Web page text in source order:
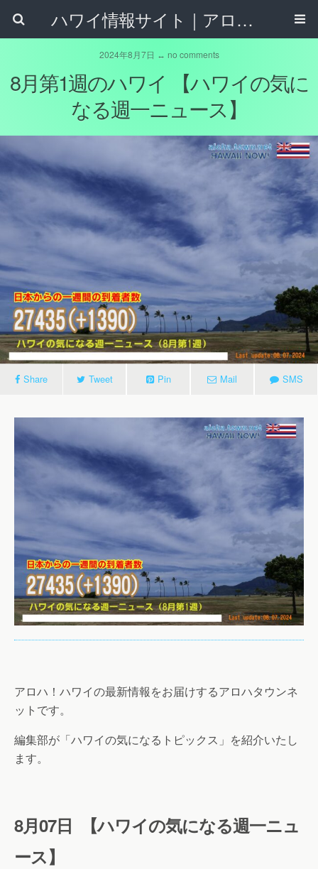
ハワイ情報サイト｜アロハタウンネット
2024年8月7日 ↔ no comments
8月第1週のハワイ 【ハワイの気に
なる週一ニュース】
Share Tweet Pin Mail SMS
アロハ！ ハワイの最新情報をお届けするアロハタウンネ
ットです。
編集部が「ハワイの気になるトピックス」を紹介いたし
ます。
8月07日 【ハワイの気になる週一ニュ
ース】